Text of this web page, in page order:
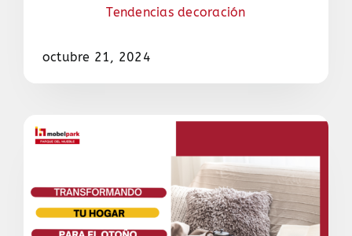
Tendencias decoración
octubre 21, 2024